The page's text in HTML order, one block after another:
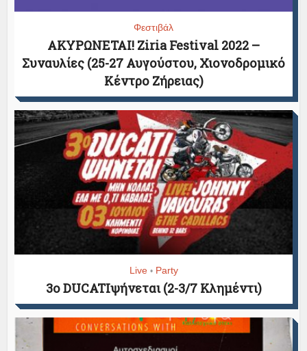
Φεστιβάλ
ΑΚΥΡΩΝΕΤΑΙ! Ziria Festival 2022 –
Συναυλίες (25-27 Αυγούστου, Χιονοδρομικό
Κέντρο Ζήρειας)
Live • Party
3ο DUCATIψήνεται (2-3/7 Κλημέντι)